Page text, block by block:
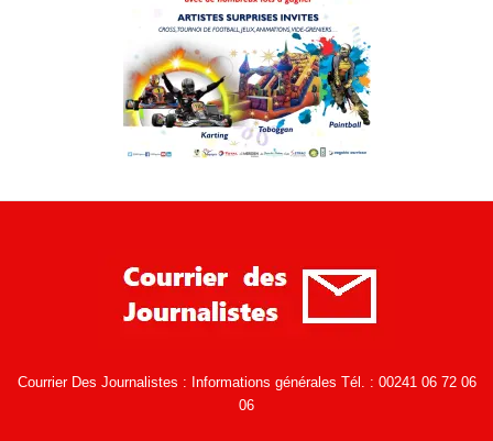
Courrier Des Journalistes : Informations générales Tél. : 00241 06 72 06
06